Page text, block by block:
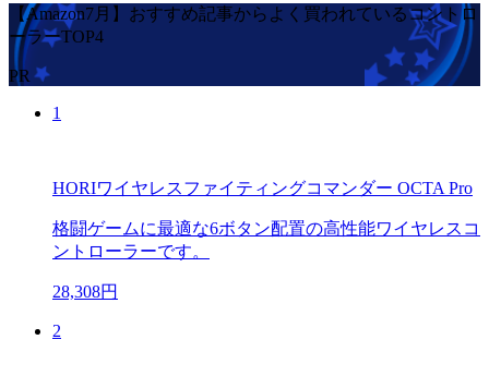
【Amazon7月】おすすめ記事からよく買われているコントロ
ーラーTOP4
PR
1
HORIワイヤレスファイティングコマンダー OCTA Pro
格闘ゲームに最適な6ボタン配置の高性能ワイヤレスコ
ントローラーです。
28,308円
2